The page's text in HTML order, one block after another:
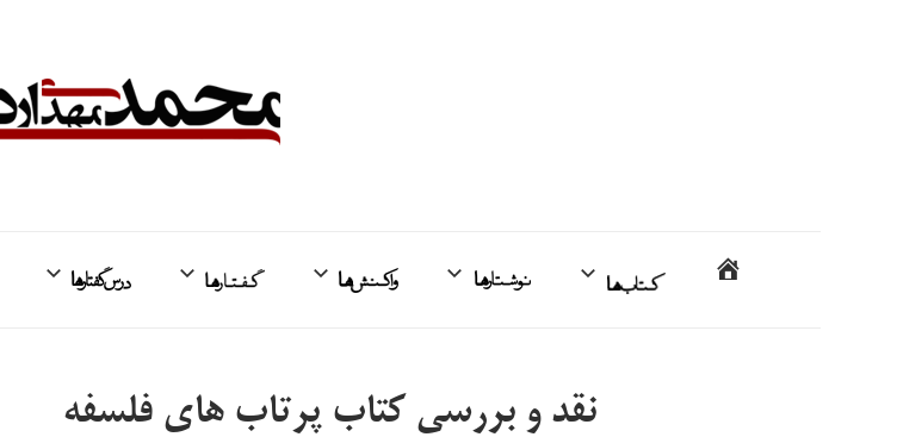
کتاب‌ها نوشتارها واکنش‌ها گفتارها درس‌گفتارها
نقد و بررسی کتاب پرتاب های فلسفه